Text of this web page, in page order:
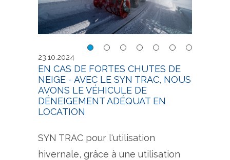
En cas de fortes chutes de
neige - avec le SYN TRAC,
nous avons le véhicule de
déneigement adéquat
23.10.2024
EN CAS DE FORTES CHUTES DE
NEIGE - AVEC LE SYN TRAC, NOUS
AVONS LE VÉHICULE DE
DÉNEIGEMENT ADÉQUAT EN
LOCATION
SYN TRAC pour l'utilisation
hivernale, grâce à une utilisation